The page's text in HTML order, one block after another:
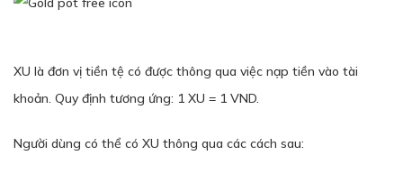
XU là đơn vị tiền tệ có được thông qua việc nạp tiền vào tài
khoản. Quy định tương ứng: 1 XU = 1 VND.
Người dùng có thể có XU thông qua các cách sau: